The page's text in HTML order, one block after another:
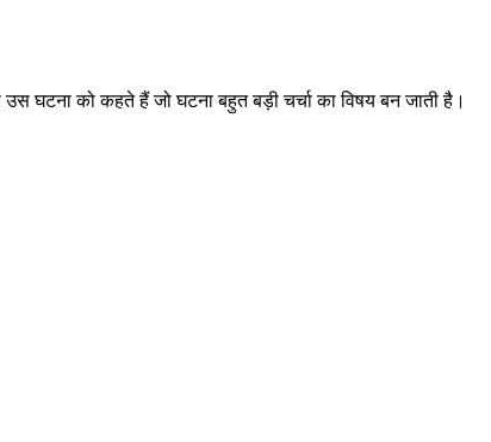
घटना को कहते हैं जो घटना बहुत बड़ी चर्चा का विषय बन जाती है।